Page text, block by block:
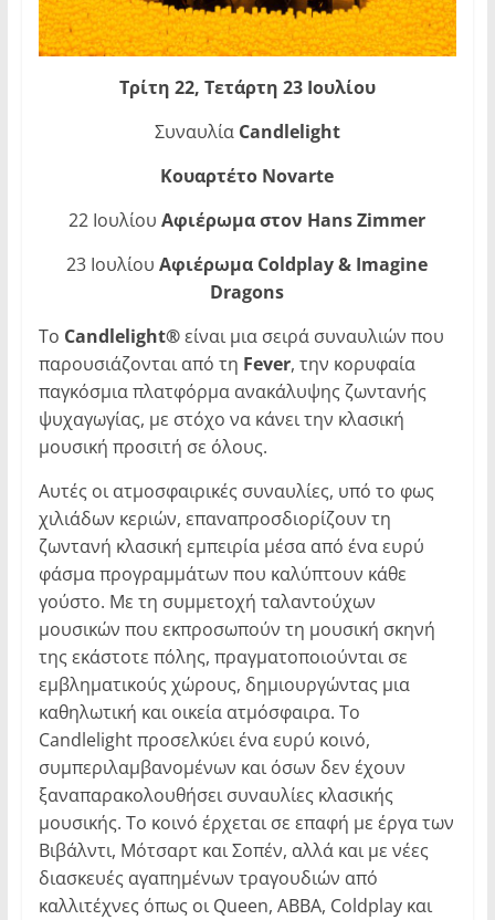
Τρίτη 22, Τετάρτη 23 Ιουλίου
Συναυλία Candlelight
Κουαρτέτο Novarte
22 Ιουλίου Αφιέρωμα στον Hans Zimmer
23 Ιουλίου Αφιέρωμα Coldplay& Imagine
Dragons
Το Candlelight®είναι μια σειρά συναυλιών που
παρουσιάζονται από τη Fever, την κορυφαία
παγκόσμια πλατφόρμα ανακάλυψης ζωντανής
ψυχαγωγίας, με στόχο να κάνει την κλασική
μουσική προσιτή σε όλους.
Αυτές οι ατμοσφαιρικές συναυλίες, υπό το φως
χιλιάδων κεριών, επαναπροσδιορίζουν τη
ζωντανή κλασική εμπειρία μέσα από ένα ευρύ
φάσμα προγραμμάτων που καλύπτουν κάθε
γούστο. Με τη συμμετοχή ταλαντούχων
μουσικών που εκπροσωπούν τη μουσική σκηνή
της εκάστοτε πόλης, πραγματοποιούνται σε
εμβληματικούς χώρους, δημιουργώντας μια
καθηλωτική και οικεία ατμόσφαιρα. Το
Candlelight προσελκύει ένα ευρύ κοινό,
συμπεριλαμβανομένων και όσων δεν έχουν
ξαναπαρακολουθήσει συναυλίες κλασικής
μουσικής. Το κοινό έρχεται σε επαφή με έργα των
Βιβάλντι, Μότσαρτ και Σοπέν, αλλά και με νέες
διασκευές αγαπημένων τραγουδιών από
καλλιτέχνες όπως οι Queen, ABBA, Coldplay και